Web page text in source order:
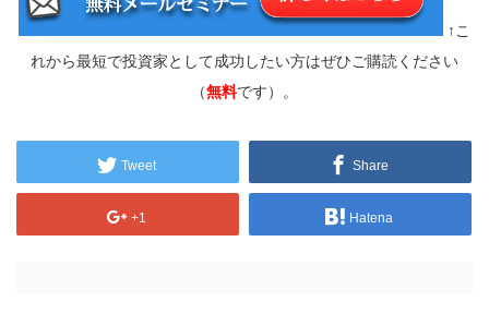
↑こ
れから最短で投資家として成功したい方はぜひご購読ください
（無料です）。
Tweet Share
+1 Hatena